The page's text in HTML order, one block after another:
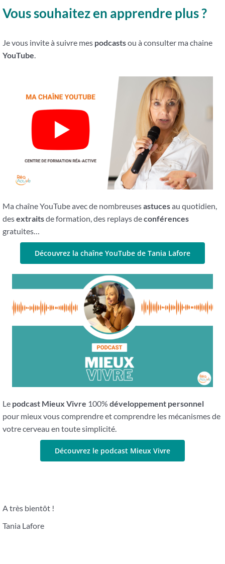
Vous souhaitez en apprendre plus ?
Je vous invite à suivre mes podcastsou à consulter ma chaine
YouTube
Ma chaîne YouTube avec de nombreusesastucesau quotidien,
desextraitsde formation, des replays deconférences
gratuites…
Découvrez la chaîne YouTube de Tania Lafore
Le podcast Mieux Vivre 100% développement personnel
pour mieux vous comprendre et comprendre les mécanismes de
votre cerveau en toute simplicité.
Découvrez le podcast Mieux Vivre
A très bientôt !
Tania Lafore